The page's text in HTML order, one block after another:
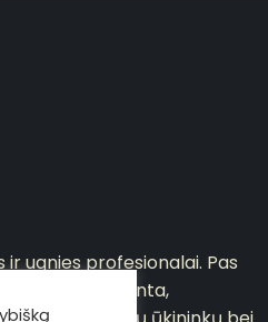
ugnies profesionalai. Pas
sausai brandinta,